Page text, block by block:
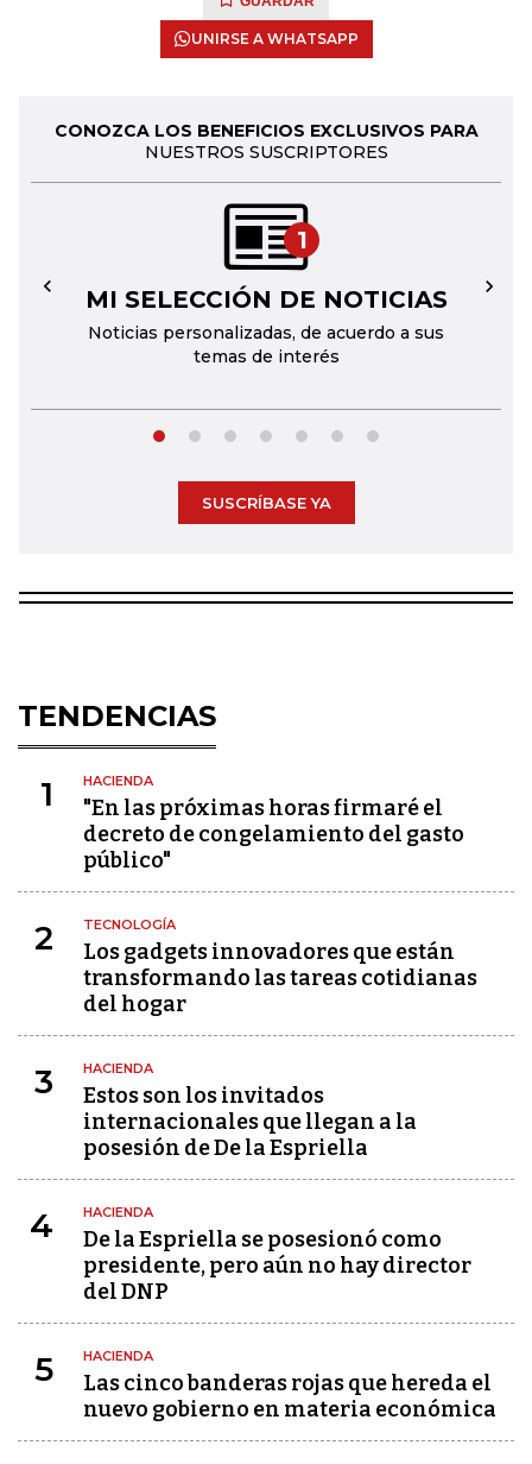
UNIRSE A WHATSAPP
CONOZCA LOS BENEFICIOS EXCLUSIVOS PARA
NUESTROS SUSCRIPTORES
1
MI SELECCIÓN DE NOTICIAS
Noticias personalizadas, de acuerdo a sus
temas de interés
← →
SUSCRÍBASE YA
TENDENCIAS
1 HACIENDA
"En las próximas horas firmaré el
decreto de congelamiento del gasto
público"
2 TECNOLOGÍA
Los gadgets innovadores que están
transformando las tareas cotidianas
del hogar
3 HACIENDA
Estos son los invitados
internacionales que llegan a la
posesión de De la Espriella
4 HACIENDA
De la Espriella se posesionó como
presidente, pero aún no hay director
del DNP
5 HACIENDA
Las cinco banderas rojas que hereda el
nuevo gobierno en materia económica